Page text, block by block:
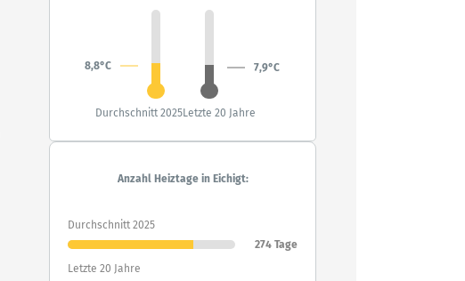
8,8°C 7,9°C
Durchschnitt 2025Letzte 20 Jahre
Anzahl Heiztage in Eichigt:
Durchschnitt 2025
274 Tage
Letzte 20 Jahre